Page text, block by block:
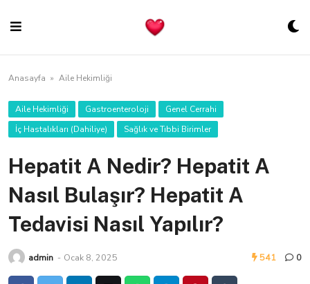
content
Anasayfa » Aile Hekimliği
Aile Hekimliği Gastroenteroloji
Genel Cerrahi
İç Hastalıkları (Dahiliye)
Sağlık ve Tıbbi Birimler
Hepatit A Nedir? Hepatit A
Nasıl Bulaşır? Hepatit A
Tedavisi Nasıl Yapılır?
admin - Ocak 8, 2025 541 0